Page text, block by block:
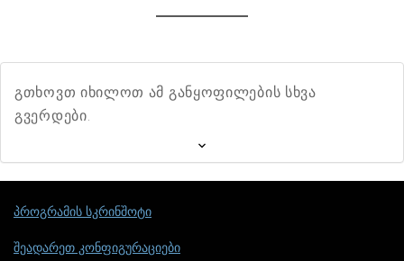
გთხოვთ იხილოთ ამ განყოფილების სხვა
გვერდები.
პროგრამის სკრინშოტი
შეადარეთ კონფიგურაციები